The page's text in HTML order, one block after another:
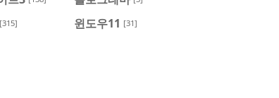
[315] 윈도우11 [31]